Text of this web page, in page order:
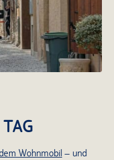
Wohnmobil – und